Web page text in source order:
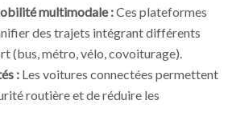
multimodale :Ces plateformes
des trajets intégrant différents
(bus, métro, vélo, covoiturage).
: Les voitures connectées permettent
routière et de réduire les